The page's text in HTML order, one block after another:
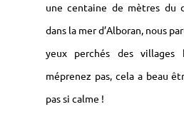
une centaine de mètres du
dans la mer d’Alboran, nous
yeux perchés des villages
méprenez pas, cela a beau
pas si calme !